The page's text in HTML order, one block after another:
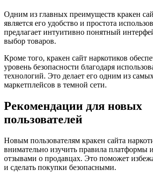
Одним из главных преимуществ кракен
является его удобство и простота
предлагает интуитивно понятный
выбор товаров.
Кроме того, кракен сайт наркотиков
уровень безопасности благодаря
технологий. Это делает его одним из
маркетплейсов в темной сети.
Рекомендации для новых
пользователей
Новым пользователям кракен сайта
внимательно изучить правила платформы
отзывами о продавцах. Это поможет
и сделать покупки безопасными.